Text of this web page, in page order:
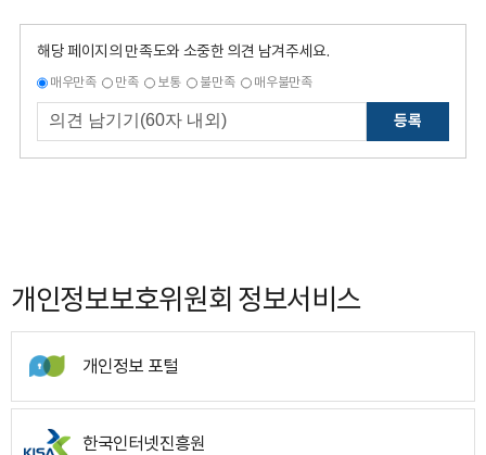
해당 페이지의 만족도와 소중한 의견 남겨주세요.
매우만족 만족 보통 불만족 매우불만족
등록
개인정보보호위원회 정보서비스
개인정보 포털
한국인터넷진흥원